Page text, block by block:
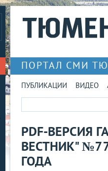
ПОРТАЛ СМИ
ПУБЛИКАЦИИ ВИДЕО
PDF-ВЕРСИЯ
ВЕСТНИК"
ГОДА